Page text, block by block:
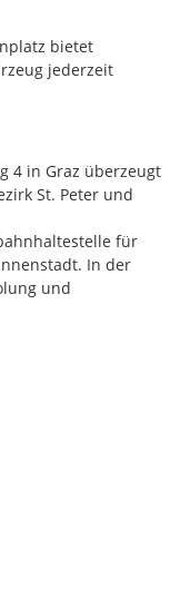
bietet
jederzeit
verbindet
Bäckereien
Schulen, Sport-
sind schnell
den öffentlichen
ins Grazer
- wir
4 in Graz überzeugt
St. Peter und
für
In der
und